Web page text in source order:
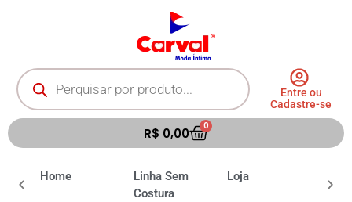
Entre ou
Cadastre-se
R$ 0,00 0
Home
Linha Sem
Costura
Loja